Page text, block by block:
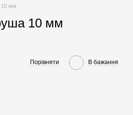
10 мм
10 мм
Порівняти В бажання